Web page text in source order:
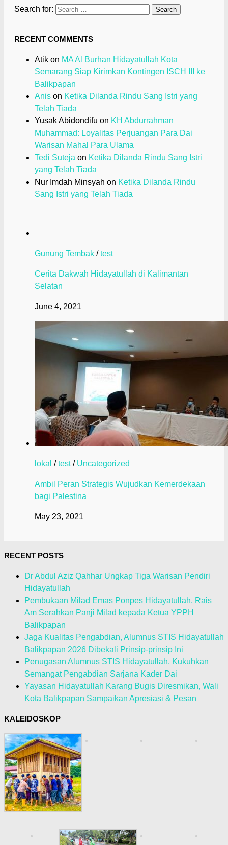
Search for:
RECENT COMMENTS
Atik on MA Al Burhan Hidayatullah Kota
Semarang Siap Kirimkan Kontingen ISCH III ke
Balikpapan
Anis on Ketika Dilanda Rindu Sang Istri yang
Telah Tiada
Yusak Abidondifu on KH Abdurrahman
Muhammad: Loyalitas Perjuangan Para Dai
Warisan Mahal Para Ulama
Tedi Suteja on Ketika Dilanda Rindu Sang Istri
yang Telah Tiada
Nur Imdah Minsyah on Ketika Dilanda Rindu
Sang Istri yang Telah Tiada
Gunung Tembak /test
Cerita Dakwah Hidayatullah di Kalimantan
Selatan
June 4, 2021
lokal /test/ Uncategorized
Ambil Peran Strategis Wujudkan Kemerdekaan
bagi Palestina
May 23, 2021
RECENT POSTS
Dr Abdul Aziz Qahhar Ungkap Tiga Warisan Pendiri
Hidayatullah
Pembukaan Milad Emas Ponpes Hidayatullah, Rais
Am Serahkan Panji Milad kepada Ketua YPPH
Balikpapan
Jaga Kualitas Pengabdian, Alumnus STIS Hidayatullah
Balikpapan 2026 Dibekali Prinsip-prinsip Ini
Penugasan Alumnus STIS Hidayatullah, Kukuhkan
Semangat Pengabdian Sarjana Kader Dai
Yayasan Hidayatullah Karang Bugis Diresmikan, Wali
Kota Balikpapan Sampaikan Apresiasi & Pesan
KALEIDOSKOP